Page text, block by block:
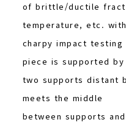
of brittle/ductile
temperature, etc.
charpy impact
piece is supported by
two supports distant
meets the middle
between supports